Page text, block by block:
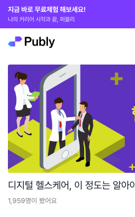
지금 바로 무료체험 해보세요!
나의 커리어 시작과 끝, 퍼블리
디지털 헬스케어, 이 정도는 알아
1,959명이 봤어요